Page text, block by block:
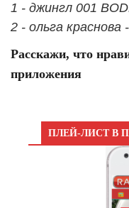
1 - джингл 001
2 - ольга краснова
Расскажи, что
приложения
ПЛЕЙ-ЛИСТ В